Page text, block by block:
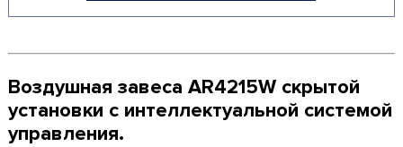
Воздушная завеса AR4215W скрытой
установки с интеллектуальной системой
управления.